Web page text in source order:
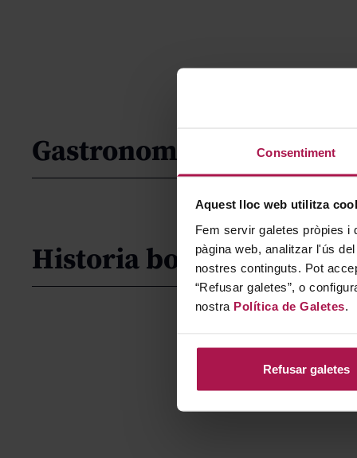
Consentiment
Aquest lloc web utilitza
Fem servir galetes pròpies i
pàgina web, analitzar l'ús
nostres continguts. Pot
“Refusar galetes”, o
nostra Política de Galetes
Refusar galetes
Gastronomía
Historia bodega